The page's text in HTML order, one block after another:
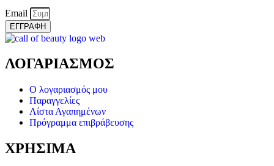
Email
ΕΓΓΡΑΦΗ
ΛΟΓΑΡΙΑΣΜΟΣ
Ο λογαριασμός μου
Παραγγελίες
Λίστα Αγαπημένων
Πρόγραμμα επιβράβευσης
ΧΡΗΣΙΜΑ